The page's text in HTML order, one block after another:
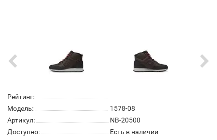
Рейтинг:
Модель:
1578-08
Артикул:
NB-20500
Доступно:
Есть в наличии